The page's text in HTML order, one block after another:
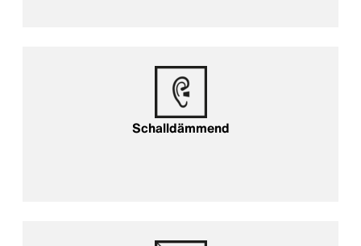
Schalldämmend